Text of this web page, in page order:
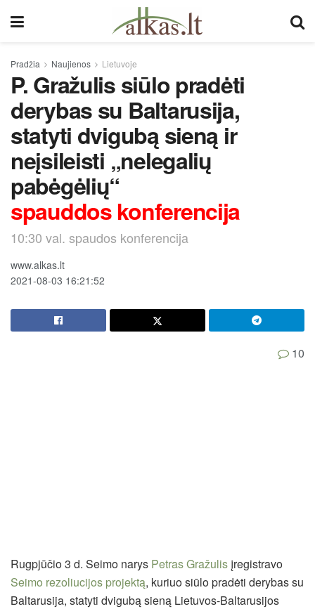
Pradžia Naujienos Lietuvoje
P. Gražulis siūlo pradėti
derybas su Baltarusija,
statyti dvigubą sieną ir
neįsileisti „nelegalių
pabėgėlių“
spauddos konferencija
10:30 val. spaudos konferencija
www.alkas.lt
2021-08-03 16:21:52
10
Rugpjūčio 3 d. Seimo narys Petras Gražulis įregistravo
Seimo rezoliucijos projektą, kuriuo siūlo pradėti derybas su
Baltarusija, statyti dvigubą sieną Lietuvos-Baltarusijos